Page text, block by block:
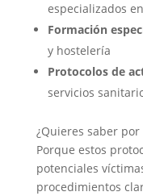
especializados
Formación
y hostelería
Protocolos de
servicios
¿Quieres saber
Porque estos
potenciales
procedimientos